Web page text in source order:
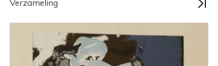
Verzameling